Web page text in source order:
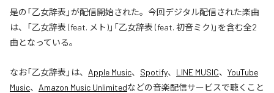
是の「乙女辞表」が配信開始された。今回デジタル配信された楽曲
は、「乙女辞表 (feat. メト)」「乙女辞表 (feat. 初音ミク)」を含む全2
曲となっている。
なお「乙女辞表 」は、 Apple Music、 Spotify、 LINE MUSIC、 YouTube
Music、 Amazon Music Unlimitedなどの音楽配信サービスで聴くこと